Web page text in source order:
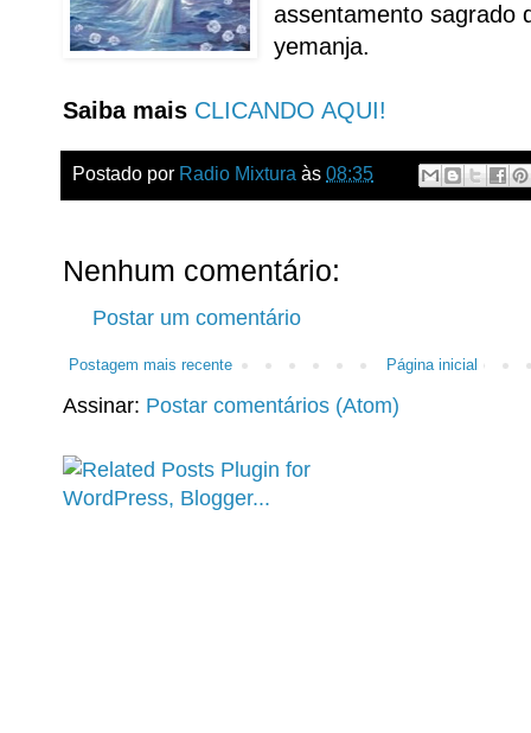
assentamento sagrado
yemanja.
Saiba mais CLICANDO AQUI!
Postado por Radio Mixtura às 08:35
Nenhum comentário:
Postar um comentário
Postagem mais recente Página inicial
Assinar: Postar comentários (Atom)